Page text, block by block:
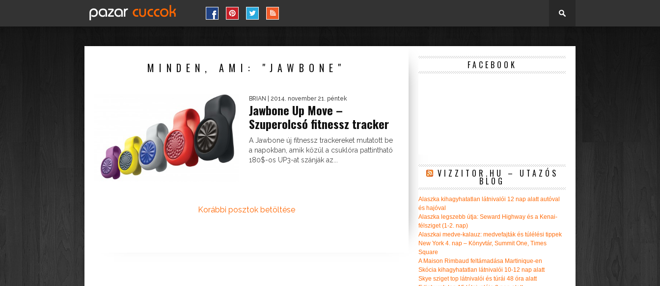
MINDEN, AMI: "JAWBONE"
BRIAN | 2014. november 21. péntek
Jawbone Up Move –
Szuperolcsó fitnessz tracker
A Jawbone új fitnessz trackereket mutatott be
a napokban, amik közül a csuklóra pattintható
180$-os UP3-at szánják az...
Korábbi posztok betöltése
FACEBOOK
VIZZITOR.HU – UTAZÓS
BLOG
Alaszka kihagyhatatlan látnivalói 12 nap alatt autóval
és hajóval
Alaszka legszebb útja: Seward Highway és a Kenai-
félsziget (1-2. nap)
Alaszkai medve-kalauz: medvefajták és túlélési tippek
New York 4. nap – Könyvtár, Summit One, Times
Square
A Maison Rimbaud feltámadása Martinique-en
Skócia kihagyhatatlan látnivalói 10-12 nap alatt
Skye sziget top látnivalói és túrái 48 óra alatt